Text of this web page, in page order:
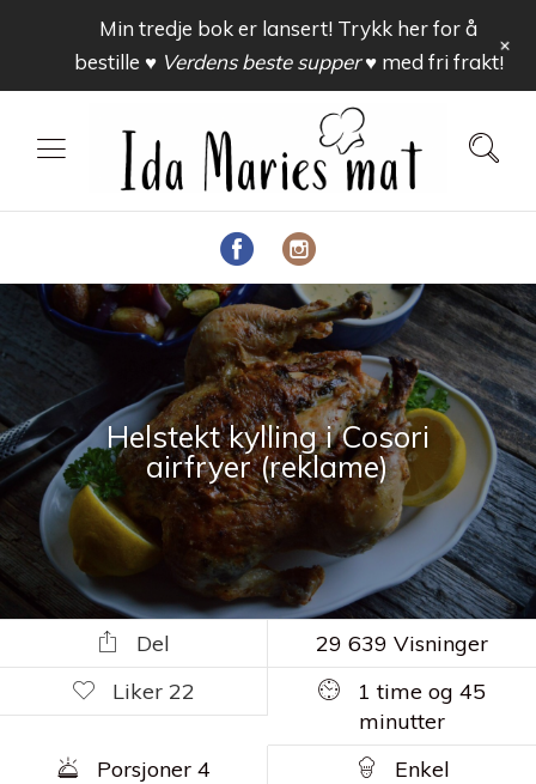
Helstekt kylling i Cosori
airfryer (reklame)
Del
29 639 Visninger
Liker 22
1 time og 45
minutter
Porsjoner 4
Enkel
Min tredje bok er lansert! Trykk her for å
bestille ♥ Verdens beste supper ♥med fri frakt!
+